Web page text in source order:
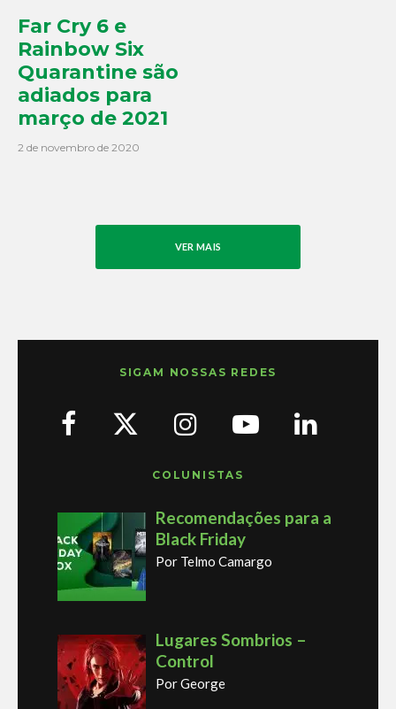
Far Cry 6 e
Rainbow Six
Quarantine são
adiados para
março de 2021
2 de novembro de 2020
VER MAIS
SIGAM NOSSAS REDES
COLUNISTAS
Recomendações para a
Black Friday
Por Telmo Camargo
Lugares Sombrios –
Control
Por George